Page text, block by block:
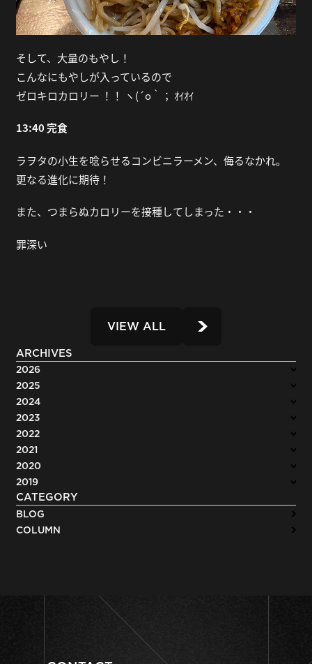
ARCHIVES
2026
2025
2024
2023
2022
2021
2020
2019
CATEGORY
BLOG
COLUMN
そして、大量のもやし！
こんなにもやしが入っているので
ゼロキロカロリー ！！ ヽ(´o｀； ｵｲｵｲ
13:40 完食
ラヲタの小生を唸らせるコンビニラーメン、侮るなかれ。
更なる進化に期待！
また、つまらぬカロリーを接種してしまった・・・
罪深い
VIEW ALL